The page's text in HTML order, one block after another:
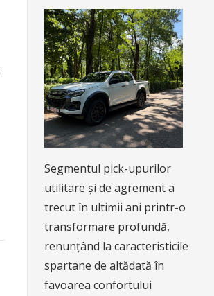
Segmentul pick-upurilor
utilitare și de agrement a
trecut în ultimii ani printr-o
transformare profundă,
renunțând la caracteristicile
spartane de altădată în
favoarea confortului